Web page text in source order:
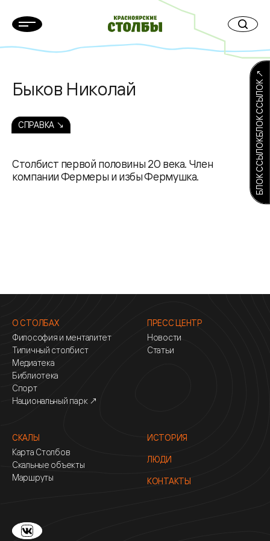
Быков Николай
СПРАВКА ↘
Столбист первой половины 20 века. Член
компании Фермеры и избы Фермушка.
БЛОК ССЫЛОКБЛОК ССЫЛОК ↗
О СТОЛБАХ
Философия и менталитет
Типичный столбист
Медиатека
Библиотека
Спорт
Национальный парк ↗
ПРЕСС ЦЕНТР
Новости
Статьи
СКАЛЫ
Карта Столбов
Скальные объекты
Маршруты
ИСТОРИЯ
ЛЮДИ
КОНТАКТЫ